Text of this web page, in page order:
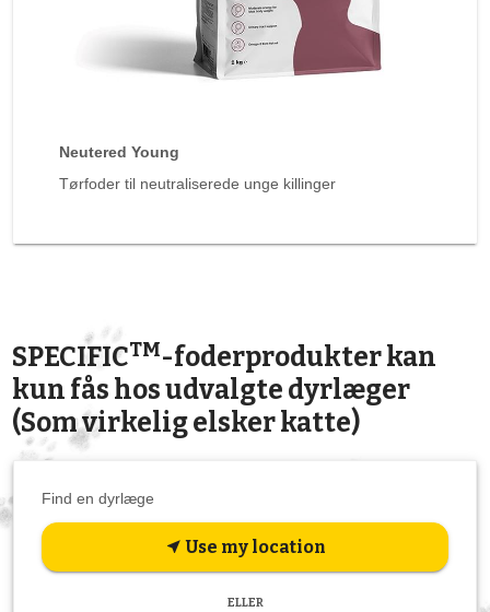
Neutered Young
Tørfoder til neutraliserede unge killinger
SPECIFICTM-foderprodukter kan
kun fås hos udvalgte dyrlæger
(Som virkelig elsker katte)
Find en dyrlæge
near_me Use my location
ELLER